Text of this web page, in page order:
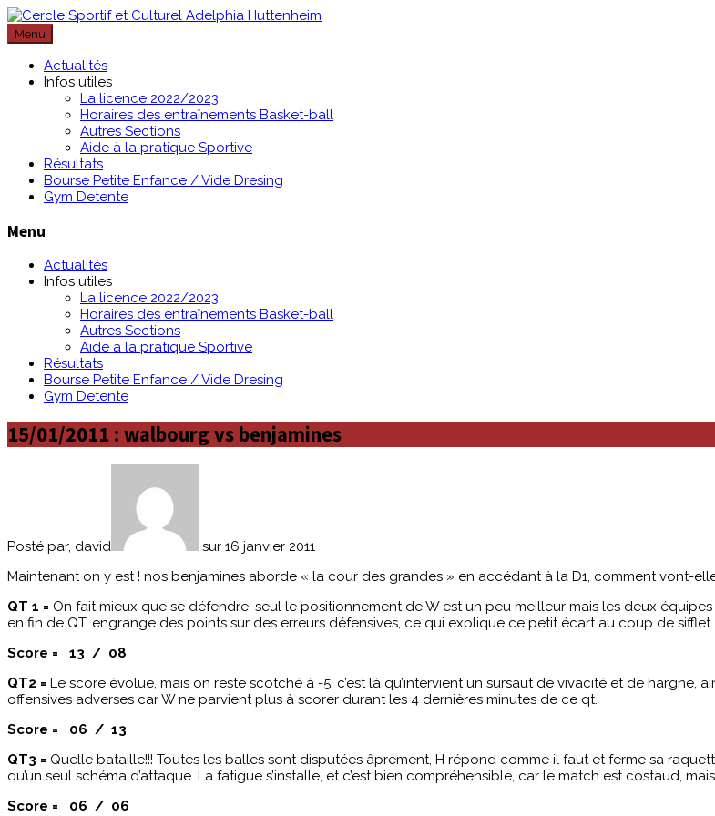
Passer
au
contenu
Menu
Actualités
Infos utiles
La licence 2022/2023
Horaires des entraînements Basket-ball
Autres Sections
Aide à la pratique Sportive
Résultats
Bourse Petite Enfance / Vide Dresing
Gym Detente
Menu
Actualités
Infos utiles
La licence 2022/2023
Horaires des entraînements Basket-ball
Autres Sections
Aide à la pratique Sportive
Résultats
Bourse Petite Enfance / Vide Dresing
Gym Detente
15/01/2011 : walbourg vs benjamines
Posté par, david
sur 16 janvier 2011
Maintenant on y est ! nos benjamines aborde « la cour des grandes » en accédant à la D1, comment vont-
QT 1 = On fait mieux que se défendre, seul le positionnement de W est un peu meilleur mais les deux
en fin de QT, engrange des points sur des erreurs défensives, ce qui explique ce petit écart au coup de sifflet.
Score = 13 / 08
QT2 = Le score évolue, mais on reste scotché à -5, c’est là qu’intervient un sursaut de vivacité et de hargne,
offensives adverses car W ne parvient plus à scorer durant les 4 dernières minutes de ce qt.
Score = 06 / 13
QT3 = Quelle bataille!!! Toutes les balles sont disputées âprement, H répond comme il faut et ferme sa
qu’un seul schéma d’attaque. La fatigue s’installe, et c’est bien compréhensible, car le match est costaud,
Score = 06 / 06